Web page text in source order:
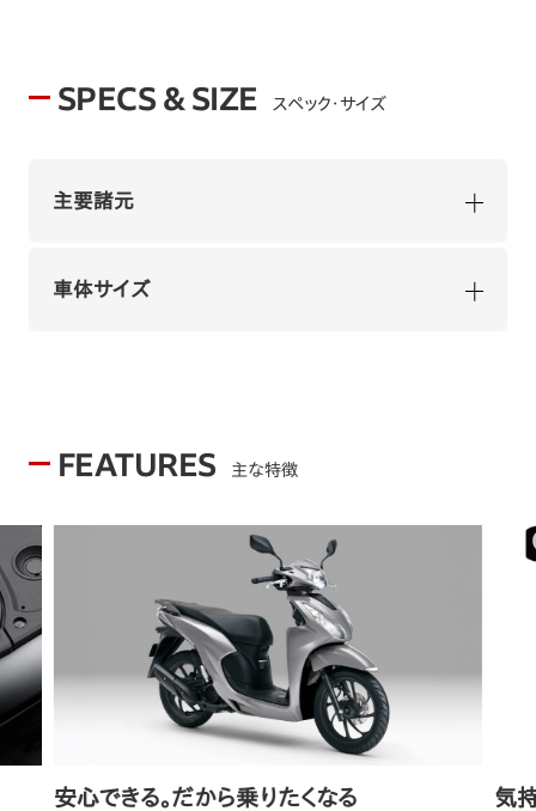
SPECS & SIZE スペック・サイズ
主要諸元
車体サイズ
FEATURES 主な特徴
安心できる。だから乗りたくなる 気